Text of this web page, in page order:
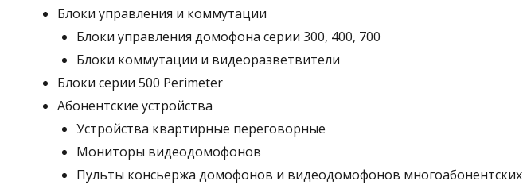
Блоки управления и коммутации
Блоки управления домофона серии 300, 400, 700
Блоки коммутации и видеоразветвители
Блоки серии 500 Perimeter
Абонентские устройства
Устройства квартирные переговорные
Мониторы видеодомофонов
Пульты консьержа домофонов и видеодомофонов многоабонентских